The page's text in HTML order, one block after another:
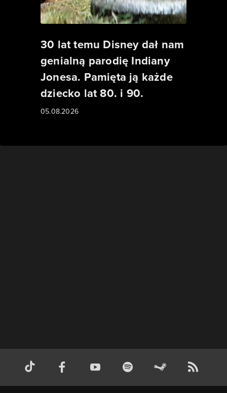
30 lat temu Disney dał nam
genialną parodię Indiany
Jonesa. Pamięta ją każde
dziecko lat 80. i 90.
05.08.2026